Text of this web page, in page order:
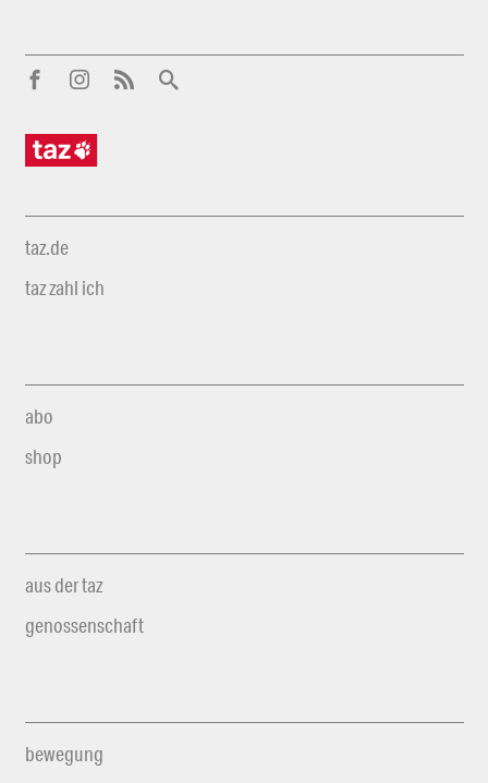
taz.de
taz zahl ich
abo
shop
aus der taz
genossenschaft
bewegung